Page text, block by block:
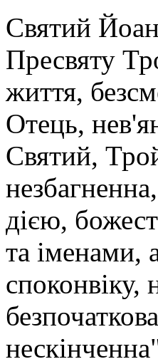
Святий
Пресвяту
життя,
Отець,
Святий,
дією,
та іменами,